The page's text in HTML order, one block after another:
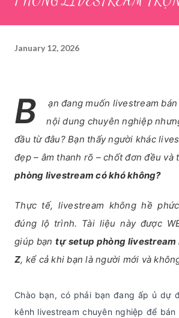
January 12, 2026
B
ạn đang muốn livestream
nội dung chuyên nghiệp
đầu từ đâu? Bạn thấy người khác
đẹp – âm thanh rõ – chốt đơn đều và
phòng livestream có khó không?
Thực tế, livestream không hề
đúng lộ trình. Tài liệu này được
giúp bạntự setup phòng livestream
Z, kể cả khi bạn là người mới và
Chào bạn, có phải bạn đang ấp ủ dự
kênh livestream chuyên nghiệp để